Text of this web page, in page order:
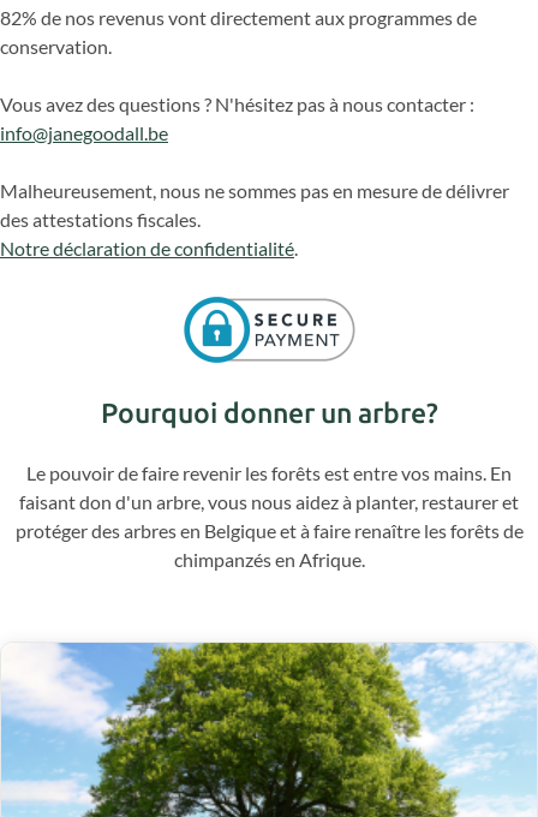
82% de nos revenus vont directement aux programmes de
conservation.
Vous avez des questions ? N'hésitez pas à nous contacter :
info@janegoodall.be
Malheureusement, nous ne sommes pas en mesure de délivrer
des attestations fiscales.
Notre déclaration de confidentialité.
Pourquoi donner un arbre?
Le pouvoir de faire revenir les forêts est entre vos mains. En
faisant don d'un arbre, vous nous aidez à planter, restaurer et
protéger des arbres en Belgique et à faire renaître les forêts de
chimpanzés en Afrique.